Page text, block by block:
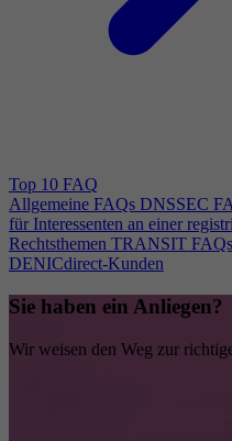
Top 10 FAQ
Allgemeine FAQs DNSSEC
für Interessenten an einer
Rechtsthemen TRANSIT FAQs
DENICdirect-Kunden
Sie haben ein Anliegen?
Wir weisen den Weg zur